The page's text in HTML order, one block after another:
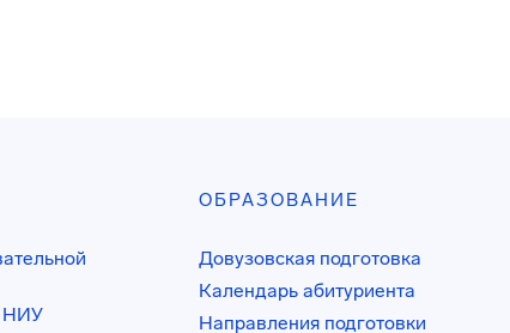
НИУ
ОБРАЗОВАНИЕ
Довузовская подготовка
Календарь абитуриента
Направления подготовки